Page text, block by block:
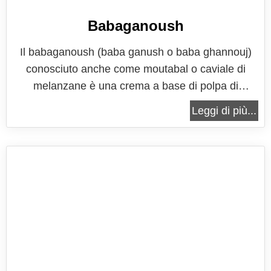
Babaganoush
Il babaganoush (baba ganush o baba ghannouj)
conosciuto anche come moutabal o caviale di
melanzane è una crema a base di polpa di
melanzane, tahina (pasta di sesamo) e spezie,
arricchita con altri tipici ingredienti, come menta,
Leggi di più...